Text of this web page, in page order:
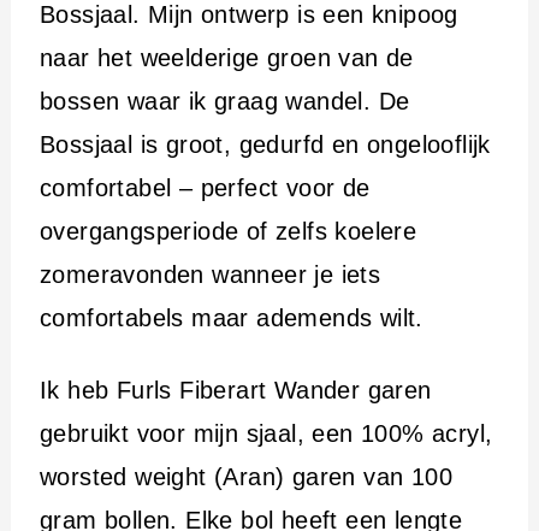
Bossjaal. Mijn ontwerp is een knipoog
naar het weelderige groen van de
bossen waar ik graag wandel. De
Bossjaal is groot, gedurfd en ongelooflijk
comfortabel – perfect voor de
overgangsperiode of zelfs koelere
zomeravonden wanneer je iets
comfortabels maar ademends wilt.
Ik heb Furls Fiberart Wander garen
gebruikt voor mijn sjaal, een 100% acryl,
worsted weight (Aran) garen van 100
gram bollen. Elke bol heeft een lengte